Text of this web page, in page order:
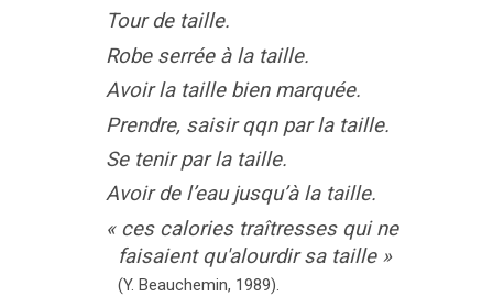
Tour de taille.
Robe serrée à la taille.
Avoir la taille bien marquée.
Prendre, saisir qqn par la taille.
Se tenir par la taille.
Avoir de l’eau jusqu’à la taille.
« ces calories traîtresses qui ne
faisaient qu'alourdir sa taille »
(Y. Beauchemin, 1989).